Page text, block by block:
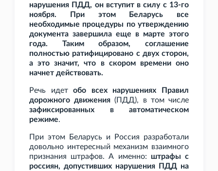
нарушения ПДД, он вступит в силу с 13-го
ноября. При этом Беларусь все
необходимые процедуры по утверждению
документа завершила еще в марте этого
года. Таким образом, соглашение
полностью ратифицировано с двух сторон,
а это значит, что в скором времени оно
начнет действовать.
Речь идетобо всех нарушениях Правил
дорожного движения (ПДД), в том числе
зафиксированных в автоматическом
режиме.
При этом Беларусь и Россия разработали
довольно интересный механизм взаимного
признания штрафов. А именно: штрафы с
россиян, допустивших нарушения ПДД на